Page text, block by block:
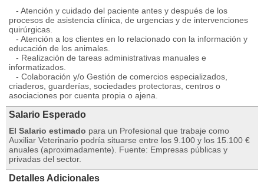
- Atención y cuidado del paciente antes y después de los
procesos de asistencia clínica, de urgencias y de intervenciones
quirúrgicas.
- Atención a los clientes en lo relacionado con la información y
educación de los animales.
- Realización de tareas administrativas manuales e
informatizados.
- Colaboración y/o Gestión de comercios especializados,
criaderos, guarderías, sociedades protectoras, centros o
asociaciones por cuenta propia o ajena.
Salario Esperado
El Salario estimado para un Profesional que trabaje como
Auxiliar Veterinario podría situarse entre los 9.100 y los 15.100 €
anuales (aproximadamente). Fuente: Empresas públicas y
privadas del sector.
Detalles Adicionales